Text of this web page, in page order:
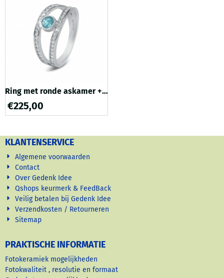
uitgehard met een speciale
UV lamp bij Gedenk Idee.
Hierdoor ontstaat een p...
Ring met ronde askamer +
zirkonia en dubbele band
€225,00
KLANTENSERVICE
Algemene voorwaarden
Contact
Over Gedenk Idee
Qshops keurmerk & FeedBack
Veilig betalen bij Gedenk Idee
Verzendkosten / Retourneren
Sitemap
PRAKTISCHE INFORMATIE
Fotokeramiek mogelijkheden
Fotokwaliteit , resolutie en formaat